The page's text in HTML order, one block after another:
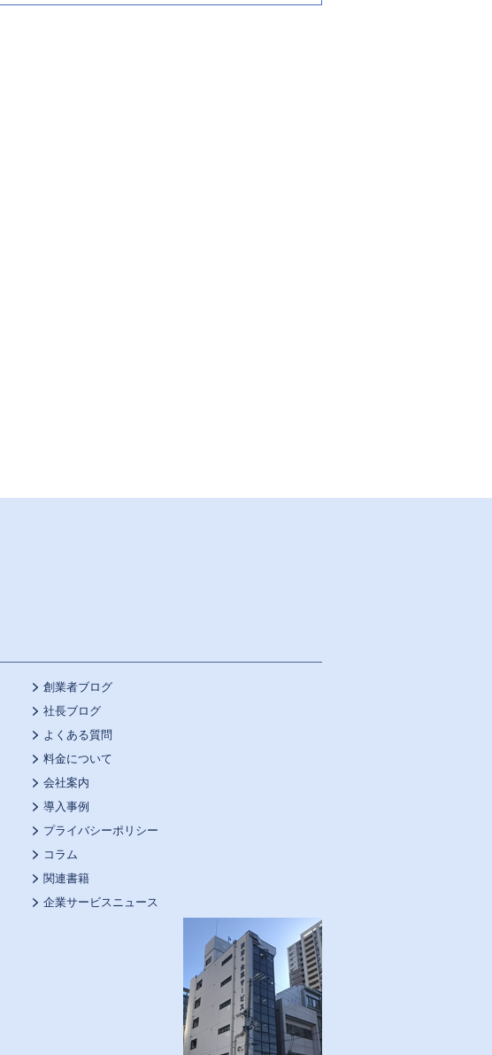
創業者ブログ
社長ブログ
よくある質問
料金について
会社案内
導入事例
プライバシーポリシー
コラム
関連書籍
企業サービスニュース